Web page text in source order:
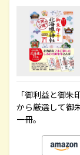
「御利益と御
から厳選して御
一冊。